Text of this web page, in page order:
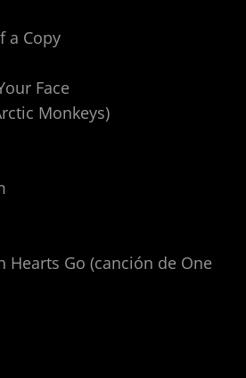
a Copy
Face
Monkeys)
Hearts Go (canción de One